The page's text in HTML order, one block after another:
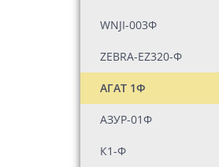
WNJI-003Ф
ZEBRA-EZ320-Ф
АГАТ 1Ф
АЗУР-01Ф
К1-Ф